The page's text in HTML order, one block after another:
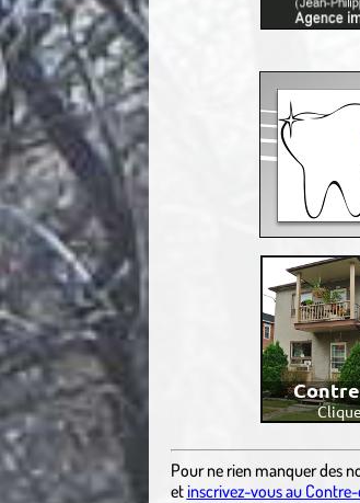
Pour ne rien manquer des
etinscrivez-vous au